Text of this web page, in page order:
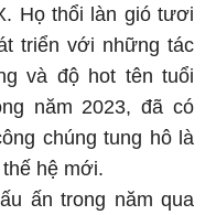
Họ thổi làn gió tươi
triển với những tác
và độ hot tên tuổi
năm 2023, đã có
chúng tung hô là
hệ mới.
ấn trong năm qua